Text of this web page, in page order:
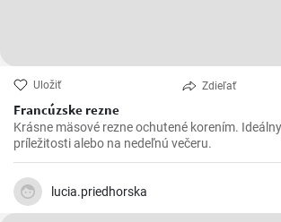
Uložiť Zdieľať
Francúzske rezne
Krásne mäsové rezne ochutené korením.
príležitosti alebo na nedeľnú večeru.
lucia.priedhorska